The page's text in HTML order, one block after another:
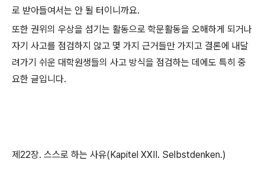
로 받아들여서는 안 될 터이니까요.
또한 권위의 우상을 섬기는 활동으로 학문활동을 오해하게 되거나
자기 사고를 점검하지 않고 몇 가지 근거들만 가지고 결론에 내달
려가기 쉬운 대학원생들의 사고 방식을 점검하는 데에도 특히 중
요한 글입니다.
제 22장. 스스로 하는 사유(Kapitel XXII. Selbstdenken.)